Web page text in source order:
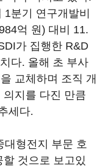
분기 연구개발비
억 원) 대비 11.
가 집행한 R&D
다. 올해 초 부사
교체하며 조직 개
지를 다진 만큼
세다.
대형전지 부문 호
것으로 보고있